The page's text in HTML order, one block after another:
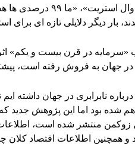
جنبش های «اشغال
در جهان به فروش رفته است،
درباره نابرابری در جهان
شده بود اما این پژوهش جدید که
زوکمن منتشر شده است،
همچنین اطلاعات اقتصاد